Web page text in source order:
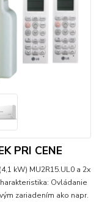
PRI CENE
kW) MU2R15.UL0 a 2x
Ovládanie
zariadením ako napr.